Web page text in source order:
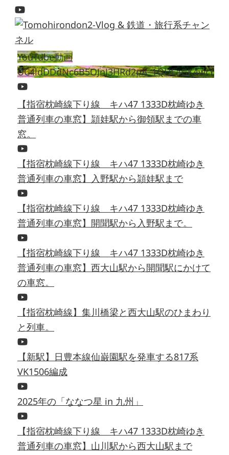
YouTube動画
UC4ldDDdNc6B5OJnJ3HRd2pA_1QHEaGK4wrY
【指宿枕崎線下り線 キハ47 1333D枕崎ゆき
普通列車の車窓】頴娃駅から御領駅までの車
窓。
【指宿枕崎線下り線 キハ47 1333D枕崎ゆき
普通列車の車窓】入野駅から頴娃駅まで
【指宿枕崎線下り線 キハ47 1333D枕崎ゆき
普通列車の車窓】開聞駅から入野駅まで。
【指宿枕崎線下り線 キハ47 1333D枕崎ゆき
普通列車の車窓】西大山駅から開聞駅にかけて
の車窓。
【指宿枕崎線】集川橋梁と西大山駅のひまわり
と列車。
【新駅】日豊本線仙巌園駅を発車する817系
VK1506編成
2025年の「ななつ星 in 九州」
【指宿枕崎線下り線 キハ47 1333D枕崎ゆき
普通列車の車窓】山川駅から西大山駅まで